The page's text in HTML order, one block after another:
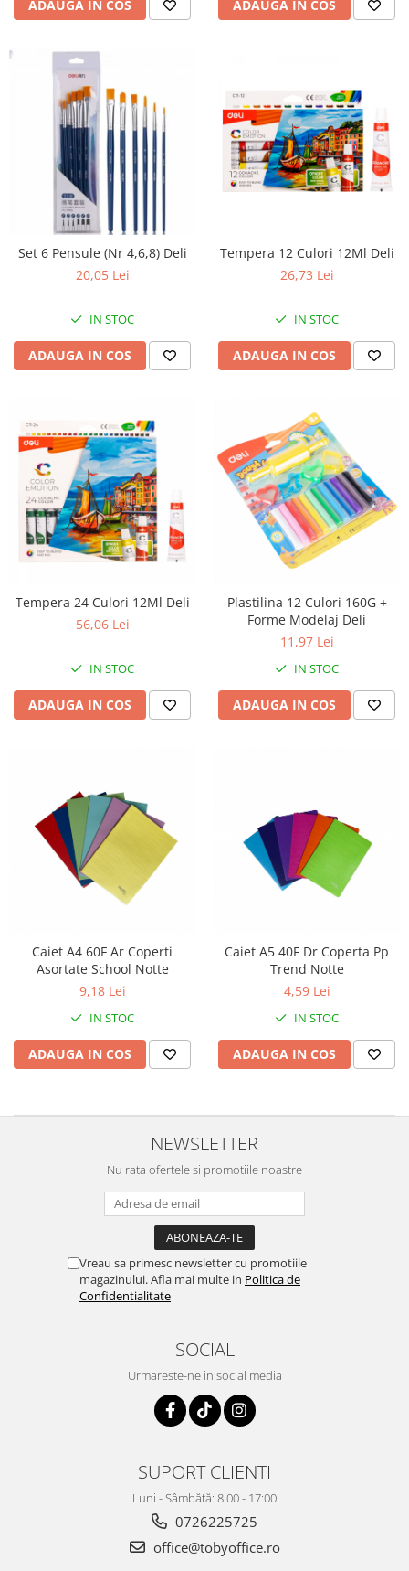
ADAUGA IN COS ADAUGA IN COS
Set 6 Pensule (Nr 4,6,8) Deli
20,05 Lei
IN STOC
ADAUGA IN COS
Tempera 12 Culori 12Ml Deli
26,73 Lei
IN STOC
ADAUGA IN COS
Tempera 24 Culori 12Ml Deli
56,06 Lei
IN STOC
ADAUGA IN COS
Plastilina 12 Culori 160G +
Forme Modelaj Deli
11,97 Lei
IN STOC
ADAUGA IN COS
Caiet A4 60F Ar Coperti
Asortate School Notte
9,18 Lei
IN STOC
ADAUGA IN COS
Caiet A5 40F Dr Coperta Pp
Trend Notte
4,59 Lei
IN STOC
ADAUGA IN COS
NEWSLETTER
Nu rata ofertele si promotiile noastre
Vreau sa primesc newsletter cu promotiile
magazinului. Afla mai multe in Politica de
Confidentialitate
SOCIAL
Urmareste-ne in social media
SUPORT CLIENTI
Luni - Sâmbătă: 8:00 - 17:00
0726225725
office@tobyoffice.ro